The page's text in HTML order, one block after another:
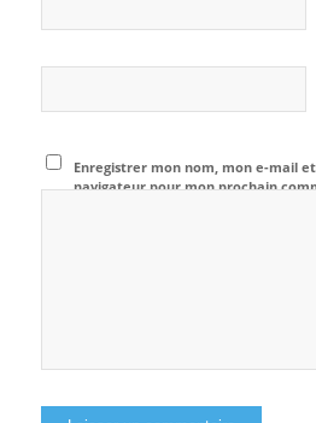
Enregistrer mon nom, mon e-mail
navigateur pour mon prochain